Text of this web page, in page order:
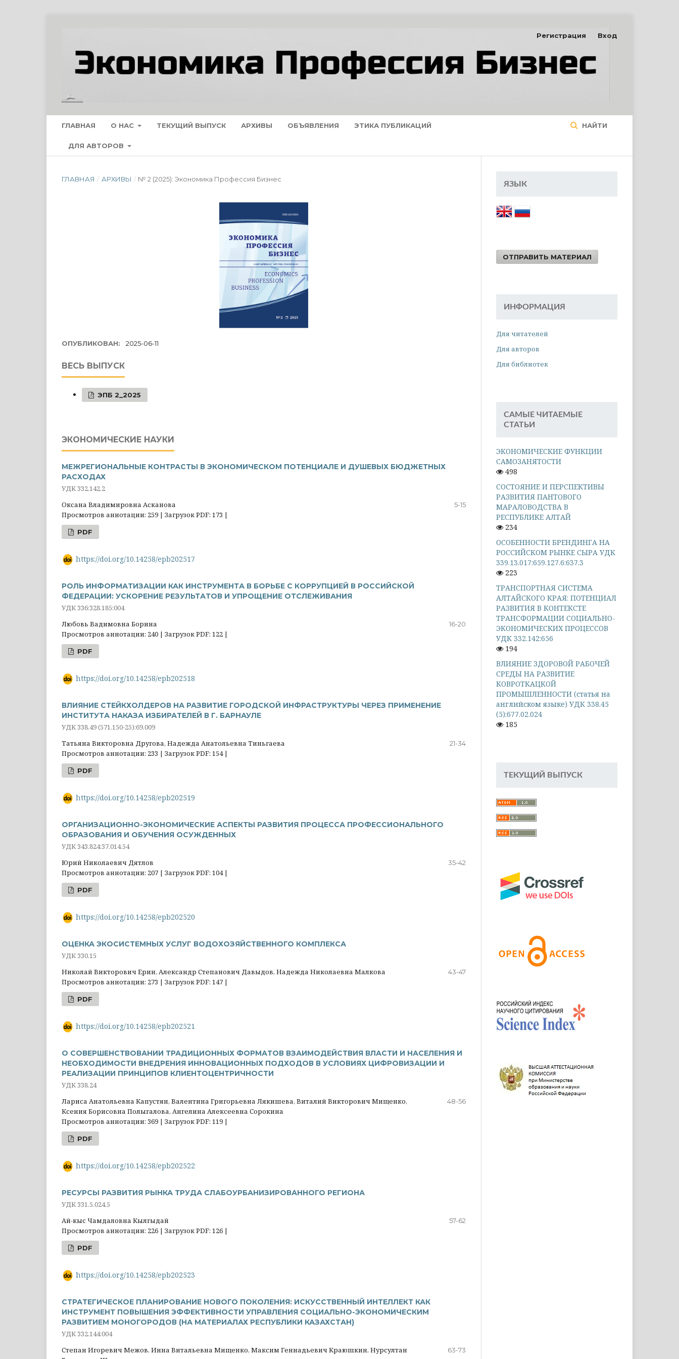
ГЛАВНАЯ О НАС ТЕКУЩИЙ ВЫПУСК АРХИВЫ ОБЪЯВЛЕНИЯ ЭТИКА ПУБЛИКАЦИЙ
ДЛЯ АВТОРОВ
НАЙТИ
Регистрация Вход
ГЛАВНАЯ / АРХИВЫ / № 2 (2025): Экономика Профессия Бизнес
ОПУБЛИКОВАН: 2025-06-11
ВЕСЬ ВЫПУСК
ЭПБ 2_2025
ЭКОНОМИЧЕСКИЕ НАУКИ
МЕЖРЕГИОНАЛЬНЫЕ КОНТРАСТЫ В ЭКОНОМИЧЕСКОМ ПОТЕНЦИАЛЕ И ДУШЕВЫХ БЮДЖЕТНЫХ
РАСХОДАХ
УДК 332.142.2
Оксана Владимировна Асканова
5-15
Просмотров аннотации: 259 | Загрузок PDF: 173 |
PDF
https://doi.org/10.14258/epb202517
РОЛЬ ИНФОРМАТИЗАЦИИ КАК ИНСТРУМЕНТА В БОРЬБЕ С КОРРУПЦИЕЙ В РОССИЙСКОЙ
ФЕДЕРАЦИИ: УСКОРЕНИЕ РЕЗУЛЬТАТОВ И УПРОЩЕНИЕ ОТСЛЕЖИВАНИЯ
УДК 336:328.185:004
Любовь Вадимовна Борина
16-20
Просмотров аннотации: 240 | Загрузок PDF: 122 |
PDF
https://doi.org/10.14258/epb202518
ВЛИЯНИЕ СТЕЙКХОЛДЕРОВ НА РАЗВИТИЕ ГОРОДСКОЙ ИНФРАСТРУКТУРЫ ЧЕРЕЗ ПРИМЕНЕНИЕ
ИНСТИТУТА НАКАЗА ИЗБИРАТЕЛЕЙ В Г. БАРНАУЛЕ
УДК 338.49 (571.150-25):69.009
Татьяна Викторовна Другова, Надежда Анатольевна Тиньгаева
21-34
Просмотров аннотации: 233 | Загрузок PDF: 154 |
PDF
https://doi.org/10.14258/epb202519
ОРГАНИЗАЦИОННО-ЭКОНОМИЧЕСКИЕ АСПЕКТЫ РАЗВИТИЯ ПРОЦЕССА ПРОФЕССИОНАЛЬНОГО
ОБРАЗОВАНИЯ И ОБУЧЕНИЯ ОСУЖДЕННЫХ
УДК 343.824:37.014.54
Юрий Николаевич Дятлов
35-42
Просмотров аннотации: 207 | Загрузок PDF: 104 |
PDF
https://doi.org/10.14258/epb202520
ОЦЕНКА ЭКОСИСТЕМНЫХ УСЛУГ ВОДОХОЗЯЙСТВЕННОГО КОМПЛЕКСА
УДК 330.15
Николай Викторович Ерин, Александр Степанович Давыдов, Надежда Николаевна Малкова
43-47
Просмотров аннотации: 273 | Загрузок PDF: 147 |
PDF
https://doi.org/10.14258/epb202521
О СОВЕРШЕНСТВОВАНИИ ТРАДИЦИОННЫХ ФОРМАТОВ ВЗАИМОДЕЙСТВИЯ ВЛАСТИ И НАСЕЛЕНИЯ И
НЕОБХОДИМОСТИ ВНЕДРЕНИЯ ИННОВАЦИОННЫХ ПОДХОДОВ В УСЛОВИЯХ ЦИФРОВИЗАЦИИ И
РЕАЛИЗАЦИИ ПРИНЦИПОВ КЛИЕНТОЦЕНТРИЧНОСТИ
УДК 338.24
Лариса Анатольевна Капустян, Валентина Григорьевна Лякишева, Виталий Викторович Мищенко,
Ксения Борисовна Полыгалова, Ангелина Алексеевна Сорокина
48-56
Просмотров аннотации: 369 | Загрузок PDF: 119 |
PDF
https://doi.org/10.14258/epb202522
РЕСУРСЫ РАЗВИТИЯ РЫНКА ТРУДА СЛАБОУРБАНИЗИРОВАННОГО РЕГИОНА
УДК 331.5.024.5
Ай-кыс Чамдаловна Кылгыдай
57-62
Просмотров аннотации: 226 | Загрузок PDF: 126 |
PDF
https://doi.org/10.14258/epb202523
СТРАТЕГИЧЕСКОЕ ПЛАНИРОВАНИЕ НОВОГО ПОКОЛЕНИЯ: ИСКУССТВЕННЫЙ ИНТЕЛЛЕКТ КАК
ИНСТРУМЕНТ ПОВЫШЕНИЯ ЭФФЕКТИВНОСТИ УПРАВЛЕНИЯ СОЦИАЛЬНО-ЭКОНОМИЧЕСКИМ
РАЗВИТИЕМ МОНОГОРОДОВ (НА МАТЕРИАЛАХ РЕСПУБЛИКИ КАЗАХСТАН)
УДК 332.144:004
Степан Игоревич Межов, Инна Витальевна Мищенко, Максим Геннадьевич Краюшкин, Нурсултан
63-73
ЯЗЫК
ОТПРАВИТЬ МАТЕРИАЛ
ИНФОРМАЦИЯ
Для читателей
Для авторов
Для библиотек
САМЫЕ ЧИТАЕМЫЕ
СТАТЬИ
ЭКОНОМИЧЕСКИЕ ФУНКЦИИ
САМОЗАНЯТОСТИ
498
СОСТОЯНИЕ И ПЕРСПЕКТИВЫ
РАЗВИТИЯ ПАНТОВОГО
МАРАЛОВОДСТВА В
РЕСПУБЛИКЕ АЛТАЙ
234
ОСОБЕННОСТИ БРЕНДИНГА НА
РОССИЙСКОМ РЫНКЕ СЫРА УДК
339.13.017:659.127.6:637.3
223
ТРАНСПОРТНАЯ СИСТЕМА
АЛТАЙСКОГО КРАЯ: ПОТЕНЦИАЛ
РАЗВИТИЯ В КОНТЕКСТЕ
ТРАНСФОРМАЦИИ СОЦИАЛЬНО-
ЭКОНОМИЧЕСКИХ ПРОЦЕССОВ
УДК 332.142:656
194
ВЛИЯНИЕ ЗДОРОВОЙ РАБОЧЕЙ
СРЕДЫ НА РАЗВИТИЕ
КОВРОТКАЦКОЙ
ПРОМЫШЛЕННОСТИ (статья на
английском языке) УДК 338.45
(5):677.02.024
185
ТЕКУЩИЙ ВЫПУСК